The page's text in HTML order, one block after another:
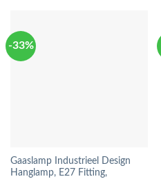
-33%
Gaaslamp Industrieel Design
Hanglamp, E27 Fitting,